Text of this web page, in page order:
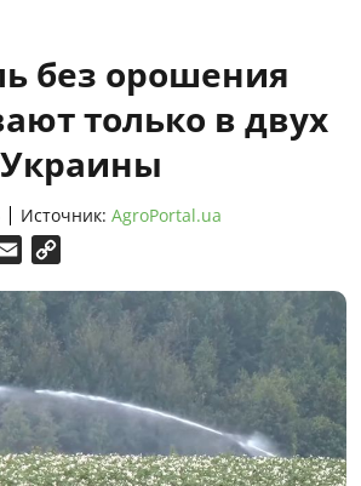
без орошения
только в двух
Украины
Источник: AgroPortal.ua
Email